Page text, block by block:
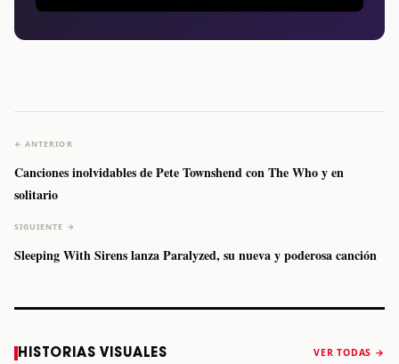
← ANTERIOR
Canciones inolvidables de Pete Townshend con The Who y en
solitario
SIGUIENTE →
Sleeping With Sirens lanza Paralyzed, su nueva y poderosa canción
HISTORIAS VISUALES VER TODAS →
a Monterrey el
Staiti, guitarrista
anuncia “Reality